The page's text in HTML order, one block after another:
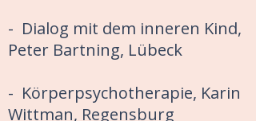
- Dialog mit dem inneren Kind,
Peter Bartning, Lübeck
- Körperpsychotherapie, Karin
Wittman, Regensburg